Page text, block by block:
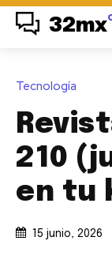
32mx
Tecnología
210
en tu
15 junio, 2026